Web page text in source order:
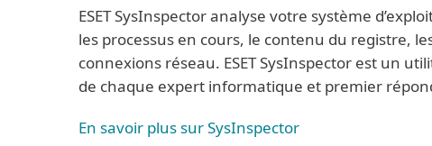
ESET SysInspector analyse votre système
les processus en cours, le contenu du registre,
connexions réseau. ESET SysInspector est un
de chaque expert informatique et premier
En savoir plus sur SysInspector